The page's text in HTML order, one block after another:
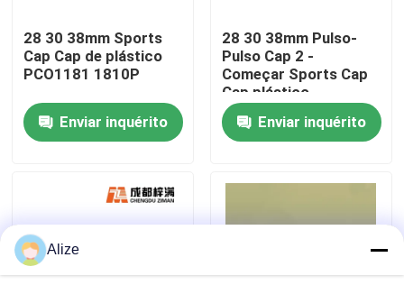
Controle da qualidade
Contacte-nos
Empacotamento de alumínio da bebida
28 30 38mm Sports
Cap Cap de plástico
PCO1181 1810P
Enviar inquérito
28 30 38mm Pulso-
Pulso Cap 2 -
Começar Sports Cap
Cap plástico
Enviar inquérito
Alize